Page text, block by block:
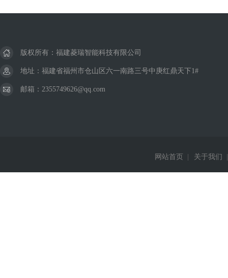
版权所有：福建菱瑞智能科技有限公司
地址：福建省福州市仓山区六一南路三号中庚红鼎天下1#
邮箱：2355749626@qq.com
网站首页 关于我们